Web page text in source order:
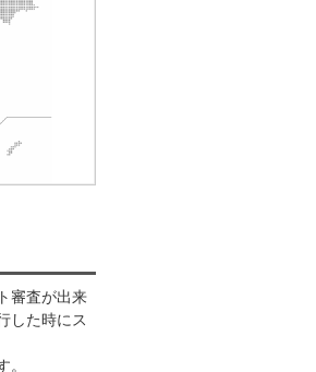
審査が出来
した時にス